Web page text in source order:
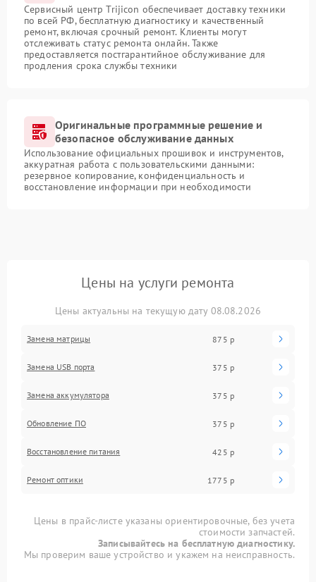
Сервисный центр Trijicon обеспечивает доставку техники
по всей РФ, бесплатную диагностику и качественный
ремонт, включая срочный ремонт. Клиенты могут
отслеживать статус ремонта онлайн. Также
предоставляется постгарантийное обслуживание для
продления срока службы техники
Оригинальные программные решение и
безопасное обслуживание данных
Использование официальных прошивок и инструментов,
аккуратная работа с пользовательскими данными:
резервное копирование, конфиденциальность и
восстановление информации при необходимости
Цены на услуги ремонта
Цены актуальны на текущую дату 08.08.2026
Замена матрицы 875 р
Замена USB порта 375 р
Замена аккумулятора 375 р
Обновление ПО 375 р
Восстановление питания 425 р
Ремонт оптики 1775 р
Цены в прайс-листе указаны ориентировочные, без учета
стоимости запчастей.
Записывайтесь на бесплатную диагностику.
Мы проверим ваше устройство и укажем на неисправность.